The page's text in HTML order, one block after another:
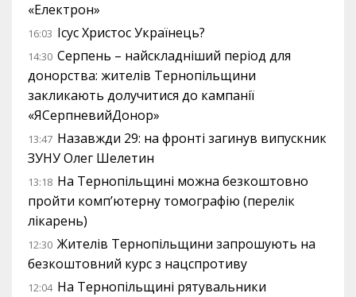
«Електрон»
16:03 Ісус Христос Українець?
14:30 Серпень – найскладніший період для
донорства: жителів Тернопільщини
закликають долучитися до кампанії
«ЯСерпневийДонор»
13:47 Назавжди 29: на фронті загинув випускник
ЗУНУ Олег Шелетин
13:18 На Тернопільщині можна безкоштовно
пройти комп’ютерну томографію (перелік
лікарень)
12:30 Жителів Тернопільщини запрошують на
безкоштовний курс з нацспротиву
12:04 На Тернопільщині рятувальники